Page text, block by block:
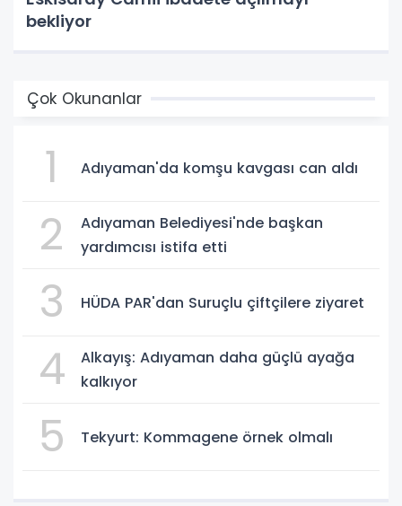
bekliyor
Çok Okunanlar
1 Adıyaman'da komşu kavgası can aldı
2
Adıyaman Belediyesi'nde başkan
yardımcısı istifa etti
3 HÜDA PAR'dan Suruçlu çiftçilere ziyaret
4
Alkayış: Adıyaman daha güçlü ayağa
kalkıyor
5 Tekyurt: Kommagene örnek olmalı